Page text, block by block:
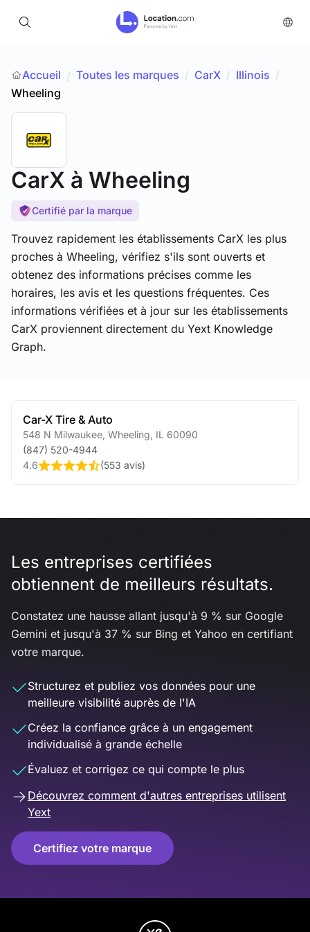
Accueil / Toutes les marques / CarX / Illinois /
Wheeling
CarX à Wheeling
Certifié par la marque
Trouvez rapidement les établissements CarX les plus
proches à Wheeling, vérifiez s'ils sont ouverts et
obtenez des informations précises comme les
horaires, les avis et les questions fréquentes. Ces
informations vérifiées et à jour sur les établissements
CarX proviennent directement du Yext Knowledge
Graph.
Car-X Tire & Auto
548 N Milwaukee Wheeling IL 60090
(847) 520-4944
4.6
(553 avis)
Les entreprises certifiées
obtiennent de meilleurs résultats.
Constatez une hausse allant jusqu'à 9 % sur Google
Gemini et jusqu'à 37 % sur Bing et Yahoo en certifiant
votre marque.
Structurez et publiez vos données pour une
meilleure visibilité auprès de l'IA
Créez la confiance grâce à un engagement
individualisé à grande échelle
Évaluez et corrigez ce qui compte le plus
Découvrez comment d'autres entreprises utilisent
Yext
Certifiez votre marque